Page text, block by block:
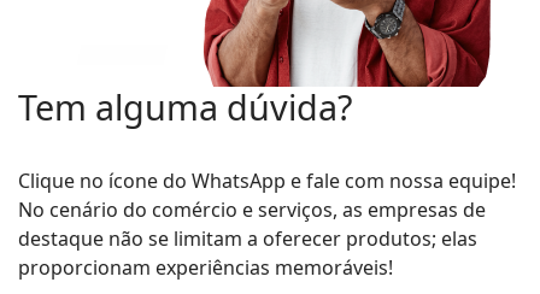
Tem alguma dúvida?
Clique no ícone do WhatsApp e fale com nossa equipe!
No cenário do comércio e serviços, as empresas de
destaque não se limitam a oferecer produtos; elas
proporcionam experiências memoráveis!